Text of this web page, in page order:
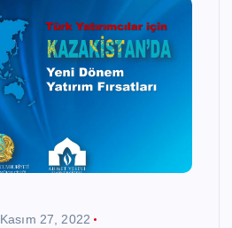
Kasım 27, 2022